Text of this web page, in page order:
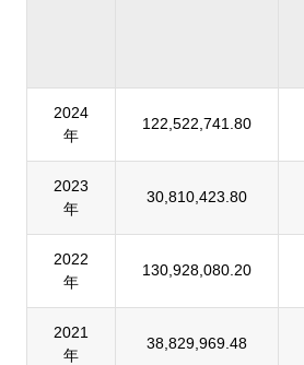
2024
年
122,522,741.80
2023
年
30,810,423.80
2022
年
130,928,080.20
2021
年
38,829,969.48